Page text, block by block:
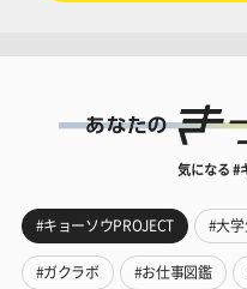
気になる #
#キョーソウPROJECT #大学
#ガクラボ #お仕事図鑑